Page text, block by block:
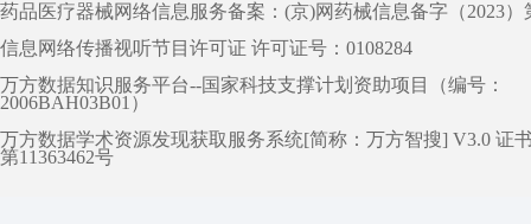
药品医疗器械网络信息服务备案：(京)网药械信息备字（2023）
信息网络传播视听节目许可证 许可证号：0108284
万方数据知识服务平台--国家科技支撑计划资助项目（编号：
2006BAH03B01）
万方数据学术资源发现获取服务系统[简称：万方智搜] V3.0 证
第11363462号